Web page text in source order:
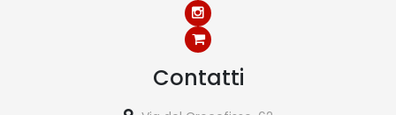
Contatti